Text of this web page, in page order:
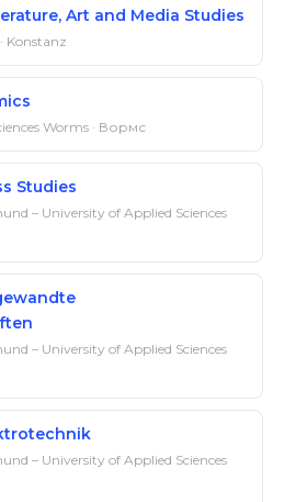
Art and Media Studies
Konstanz
Worms · Вормс
Studies
– University of Applied Sciences
– University of Applied Sciences
– University of Applied Sciences